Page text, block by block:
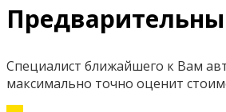
Специалист ближайшего к Вам
максимально точно оценит